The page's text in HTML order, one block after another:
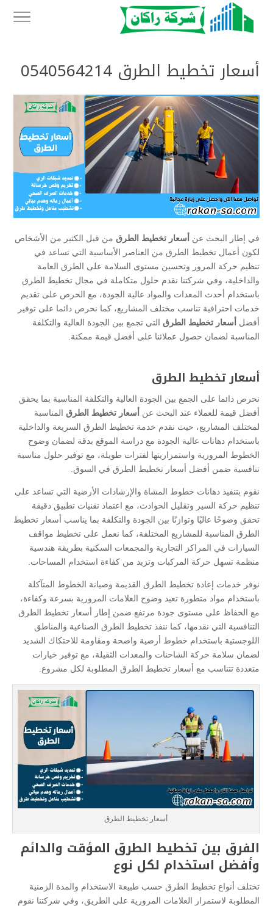
أسعار تخطيط الطرق 0540564214
في إطار البحث عن أسعار تخطيط الطرق من قبل الكثير من الأشخاص
لكون أعمال تخطيط الطرق من العناصر الأساسية التي تساعد في
تنظيم حركة المرور وتحسين مستوى السلامة على الطرق العامة
والداخلية، وفي شركتنا نقدم حلول متكاملة في مجال تخطيط الطرق
باستخدام أحدث المعدات والمواد عالية الجودة، مع الحرص على تقديم
خدمات احترافية تناسب مختلف المشاريع، كما نحرص دائما على توفير
أفضل
أسعار تخطيط الطرق التي تجمع بين الجودة العالية والتكلفة
المناسبة لضمان حصول عملائنا على أفضل قيمة ممكنة.
أسعار تخطيط الطرق
نحرص دائما على الجمع بين الجودة العالية والتكلفة المناسبة بما يحقق
أفضل قيمة للعملاء عند البحث عن
أسعار تخطيط الطرق المناسبة
لمختلف المشاريع، حيث نقدم خدمة تخطيط الطرق السريعة والداخلية
باستخدام دهانات عالية الجودة مع دراسة الموقع بدقة لضمان وضوح
الخطوط المرورية واستمراريتها لفترات طويلة، مع توفير حلول مناسبة
تنافسية ضمن أفضل أسعار تخطيط الطرق في السوق.
نقوم بتنفيذ دهانات خطوط المشاة والإرشادات الأرضية التي تساعد على
تنظيم حركة السير وتقليل الحوادث، مع اعتماد تقنيات تطبيق دقيقة
تحقق وضوحًا عاليًا وتوازنًا بين الجودة والتكلفة بما يناسب أسعار تخطيط
الطرق المناسبة للمشاريع المختلفة، كما نعمل على تخطيط مواقف
السيارات في المراكز التجارية والمجمعات السكنية بطريقة هندسية
منظمة تسهل حركة المركبات وتزيد من كفاءة استخدام المساحات.
نوفر خدمات إعادة تخطيط الطرق القديمة وصيانة الخطوط المتآكلة
باستخدام مواد متطورة تعيد وضوح العلامات المرورية بسرعة وكفاءة،
مع الحفاظ على مستوى جودة مرتفع ضمن إطار أسعار تخطيط الطرق
التنافسية التي نقدمها، كما ننفذ تخطيط الطرق الصناعية والمناطق
اللوجستية باستخدام خطوط أرضية واضحة ومقاومة للاحتكاك الشديد
لضمان سلامة حركة الشاحنات والمعدات الثقيلة، مع توفير خيارات
متعددة تتناسب مع أسعار تخطيط الطرق المطلوبة لكل مشروع.
أسعار تخطيط الطرق
الفرق بين تخطيط الطرق المؤقت والدائم
وأفضل استخدام لكل نوع
تختلف أنواع تخطيط الطرق حسب طبيعة الاستخدام والمدة الزمنية
المطلوبة لاستمرار العلامات المرورية على الطريق، وفي شركتنا نقوم